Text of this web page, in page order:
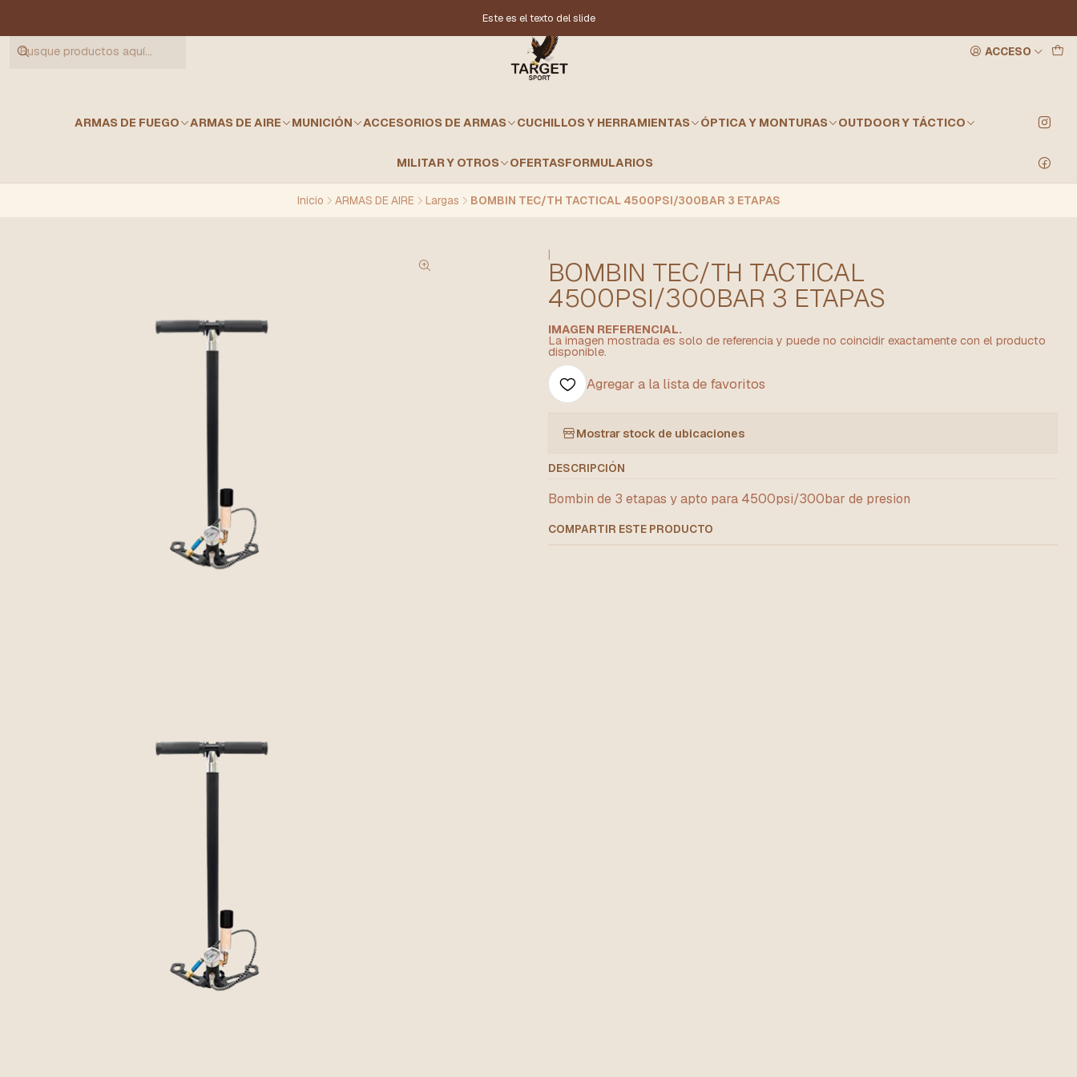
ACCESO
ARMAS DE FUEGO ARMAS DE AIRE MUNICIÓN ACCESORIOS DE ARMAS CUCHILLOS Y HERRAMIENTAS ÓPTICA Y MONTURAS OUTDOOR Y TÁCTICO
MILITAR Y OTROS OFERTASFORMULARIOS
Este es el texto del slide
Inicio ARMAS DE AIRE Largas BOMBIN TEC/TH TACTICAL 4500PSI/300BAR 3 ETAPAS
|
BOMBIN TEC/TH TACTICAL
4500PSI/300BAR 3 ETAPAS
IMAGEN REFERENCIAL.
La imagen mostrada es solo de referencia y puede no coincidir exactamente con el producto
disponible.
Agregar a la lista de favoritos
Mostrar stock de ubicaciones
DESCRIPCIÓN
Bombin de 3 etapas y apto para 4500psi/300bar de presion
COMPARTIR ESTE PRODUCTO